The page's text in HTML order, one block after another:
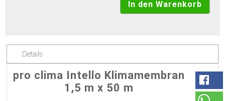
Details
pro clima Intello Klimamembran
1,5 m x 50 m